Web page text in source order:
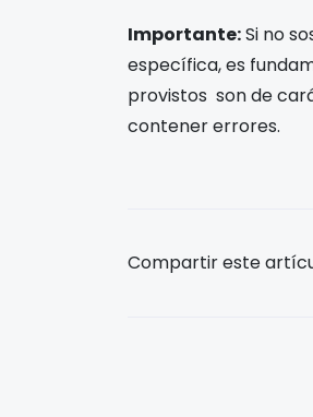
Importante:Si no
específica, es
provistos son de
contener errores.
Compartir este